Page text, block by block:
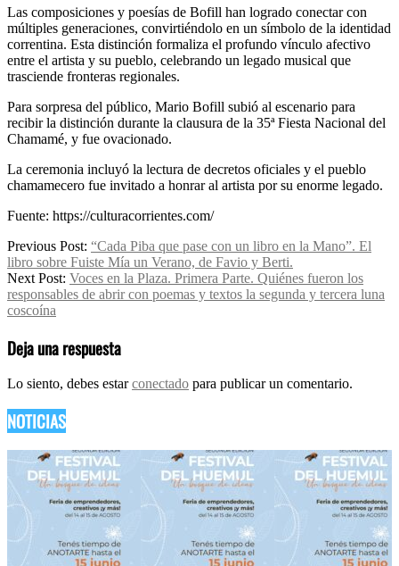
Las composiciones y poesías de Bofill han logrado conectar con
múltiples generaciones, convirtiéndolo en un símbolo de la identidad
correntina. Esta distinción formaliza el profundo vínculo afectivo
entre el artista y su pueblo, celebrando un legado musical que
trasciende fronteras regionales.
Para sorpresa del público, Mario Bofill subió al escenario para
recibir la distinción durante la clausura de la 35ª Fiesta Nacional del
Chamamé, y fue ovacionado.
La ceremonia incluyó la lectura de decretos oficiales y el pueblo
chamamecero fue invitado a honrar al artista por su enorme legado.
Fuente: https://culturacorrientes.com/
2026-
01-
27
Previous Post: “Cada Piba que pase con un libro en la Mano”. El
libro sobre Fuiste Mía un Verano, de Favio y Berti.
Next Post: Voces en la Plaza. Primera Parte. Quiénes fueron los
responsables de abrir con poemas y textos la segunda y tercera luna
coscoína
Deja una respuesta
Lo siento, debes estarconectado para publicar un comentario.
NOTICIAS